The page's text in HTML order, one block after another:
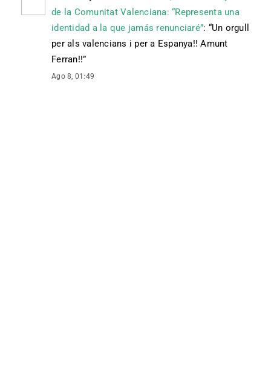
de la Comunitat Valenciana: “Representa una
identidad a la que jamás renunciaré”: “Un orgull
per als valencians i per a Espanya!! Amunt
Ferran!!”
Ago 8, 01:49